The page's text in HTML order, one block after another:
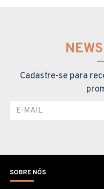
Cadastre-se para
SOBRE NÓS